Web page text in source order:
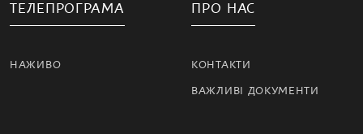
ТЕЛЕПРОГРАМА
НАЖИВО
ПРО НАС
КОНТАКТИ
ВАЖЛИВІ ДОКУМЕНТИ